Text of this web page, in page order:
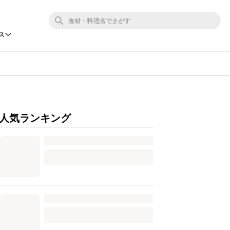
人気ランキング